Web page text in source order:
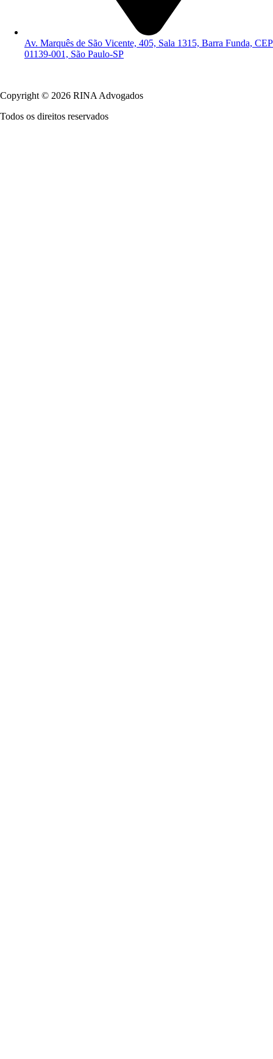
Av. Marquês de São Vicente, 405, Sala 1315, Barra Funda, CEP
01139-001, São Paulo-SP
Copyright © 2026 RINA Advogados
Todos os direitos reservados